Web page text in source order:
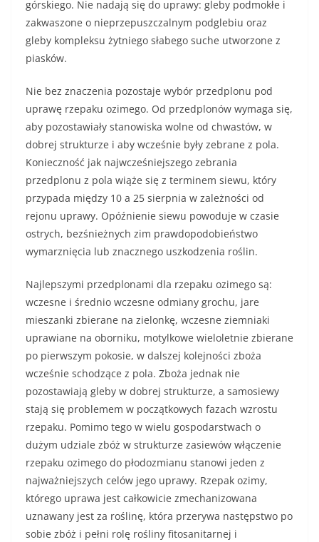
górskiego. Nie nadają się do uprawy: gleby podmokłe i
zakwaszone o nieprzepuszczalnym podglebiu oraz
gleby kompleksu żytniego słabego suche utworzone z
piasków.
Nie bez znaczenia pozostaje wybór przedplonu pod
uprawę rzepaku ozimego. Od przedplonów wymaga się,
aby pozostawiały stanowiska wolne od chwastów, w
dobrej strukturze i aby wcześnie były zebrane z pola.
Konieczność jak najwcześniejszego zebrania
przedplonu z pola wiąże się z terminem siewu, który
przypada między 10 a 25 sierpnia w zależności od
rejonu uprawy. Opóźnienie siewu powoduje w czasie
ostrych, bezśnieżnych zim prawdopodobieństwo
wymarznięcia lub znacznego uszkodzenia roślin.
Najlepszymi przedplonami dla rzepaku ozimego są:
wczesne i średnio wczesne odmiany grochu, jare
mieszanki zbierane na zielonkę, wczesne ziemniaki
uprawiane na oborniku, motylkowe wieloletnie zbierane
po pierwszym pokosie, w dalszej kolejności zboża
wcześnie schodzące z pola. Zboża jednak nie
pozostawiają gleby w dobrej strukturze, a samosiewy
stają się problemem w początkowych fazach wzrostu
rzepaku. Pomimo tego w wielu gospodarstwach o
dużym udziale zbóż w strukturze zasiewów włączenie
rzepaku ozimego do płodozmianu stanowi jeden z
najważniejszych celów jego uprawy. Rzepak ozimy,
którego uprawa jest całkowicie zmechanizowana
uznawany jest za roślinę, która przerywa następstwo po
sobie zbóż i pełni rolę rośliny fitosanitarnej i